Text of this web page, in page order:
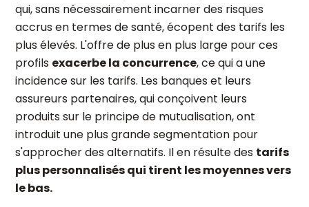
qui, sans nécessairement incarner des risques
accrus en termes de santé, écopent des tarifs les
plus élevés. L'offre de plus en plus large pour ces
profils exacerbe la concurrence, ce qui a une
incidence sur les tarifs. Les banques et leurs
assureurs partenaires, qui conçoivent leurs
produits sur le principe de mutualisation, ont
introduit une plus grande segmentation pour
s'approcher des alternatifs. Il en résulte des tarifs
plus personnalisés qui tirent les moyennes vers
le bas.